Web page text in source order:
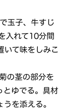
玉子、牛すじ
入れて10分間
いて味をしみこ
の茎の部分を
とゆでる。具材
を添える。